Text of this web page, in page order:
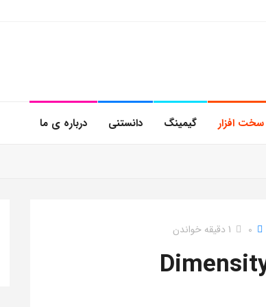
سخت افزار گیمینگ دانستنی درباره ی ما
0 1 دقیقه خواندن